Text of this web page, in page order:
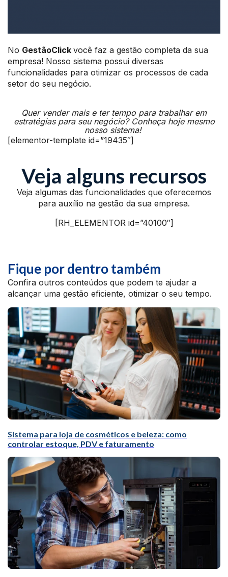
No GestãoClick você faz a gestão completa da sua
empresa! Nosso sistema possui diversas
funcionalidades para otimizar os processos de cada
setor do seu negócio.
Quer vender mais e ter tempo para trabalhar em
estratégias para seu negócio? Conheça hoje mesmo
nosso sistema!
[elementor-template id=”19435″]
Veja alguns recursos
Veja algumas das funcionalidades que oferecemos
para auxílio na gestão da sua empresa.
[RH_ELEMENTOR id=”40100″]
Fique por dentro também
Confira outros conteúdos que podem te ajudar a
alcançar uma gestão eficiente, otimizar o seu tempo.
Sistema para loja de cosméticos e beleza: como
controlar estoque, PDV e faturamento